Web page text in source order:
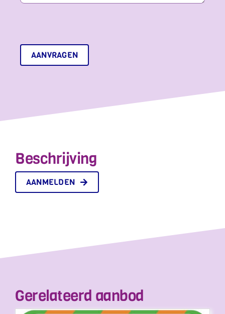
AANVRAGEN
Beschrijving
AANMELDEN
Gerelateerd aanbod